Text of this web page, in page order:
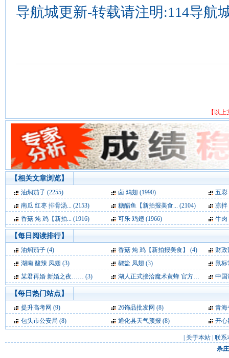
导航城更新-转载请注明:114导航
【以
【相关文章浏览】
油焖茄子 (2255) 卤 鸡翅 (1990)
五彩
南瓜 红枣 排骨汤... (2153)
糖醋鱼【新拍报美食... (2104)
凉拌
香菇 炖 鸡【新拍... (1916)
可乐 鸡翅 (1966) 牛肉
【每日阅读排行】
油焖茄子 (4) 香菇 炖 鸡【新拍报美食】 (4)
财政部
湖南 酸辣 凤翅 (3)
椒盐 凤翅 (3)
鼠
某君再婚 新婚之夜…… (3)
湖人正式接洽魔术黄蜂 官方求购霍华德+保罗 (3) 中国
【每日热门站点】
提升高考网 (9) 26饰品批发网 (8)
青海
包头市公安局 (8) 通化县天气预报 (8) 开心
关于本站 联系
杀